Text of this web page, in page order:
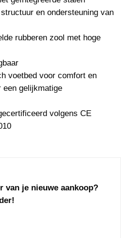
en ondersteuning van
rubberen zool met hoge
voetbed voor comfort en
een gelijkmatige
volgens CE
van je nieuwe aankoop?